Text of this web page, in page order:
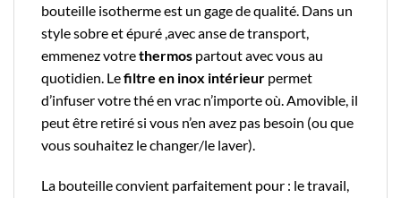
bouteille isothermeest un gage de qualité. Dans un
style sobre et épuré ,avec anse de transport,
emmenez votrethermos partout avec vous au
quotidien. Lefiltre en inox intérieur permet
d’infuser votre thé en vrac n’importe où. Amovible, il
peut être retiré si vous n’en avez pas besoin (ou que
vous souhaitez le changer/le laver).
La bouteille convient parfaitement pour : le travail,